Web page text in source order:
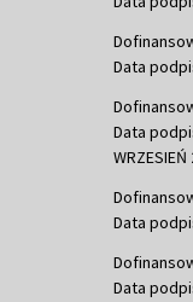
Data
Data
Data
Data